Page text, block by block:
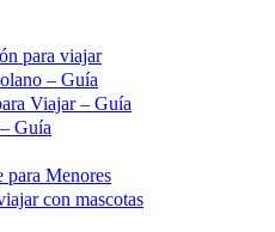
para viajar
– Guía
Viajar – Guía
Guía
para Menores
con mascotas